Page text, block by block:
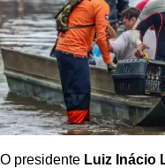
O presidente Luiz Inácio